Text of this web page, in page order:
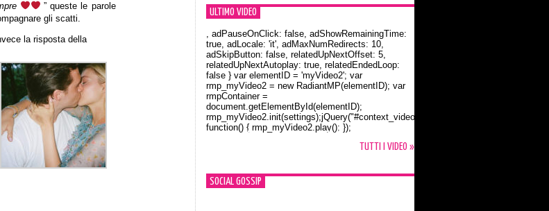
” queste le parole
gli scatti.
la risposta della
ULTIMO VIDEO
Orlando Bloom e la t-shirt dedicata a Flynn
, adPauseOnClick: false, adShowRemainingTime:
true, adLocale: 'it', adMaxNumRedirects: 10,
adSkipButton: false, relatedUpNextOffset: 5,
relatedUpNextAutoplay: true, relatedEndedLoop:
false } var elementID = 'myVideo2'; var
rmp_myVideo2 = new RadiantMP(elementID); var
rmpContainer =
document.getElementById(elementID);
rmp_myVideo2.init(settings);jQuery("#context_video2").one("mouseover",
function() { rmp_myVideo2.play(); });
TUTTI I VIDEO »
SOCIAL GOSSIP